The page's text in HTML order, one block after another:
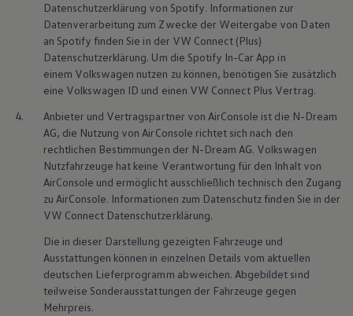
1
In-Car App
techn. bzw.
Software-
Voraussetzungen
AirConsole 4
Nur Fahrzeuge ab
Modelljahr 2025 und mit
VW Connect Plus
Spotify 5
Nur Fahrzeuge
ab Modelljahr 2025 und
Datenschutzerklärung von Spotify. Informationen zur
Datenverarbeitung zum Zwecke der Weitergabe von Daten
an Spotify finden Sie in der VW Connect (Plus)
Datenschutzerklärung. Um die Spotify In-Car App in
einem Volkswagen nutzen zu können, benötigen Sie zusätzlich
eine Volkswagen ID und einen VW Connect Plus Vertrag.
4.
Anbieter und Vertragspartner von AirConsole ist die N-Dream
AG, die Nutzung von AirConsole richtet sich nach den
rechtlichen Bestimmungen der N-Dream AG. Volkswagen
Nutzfahrzeuge hat keine Verantwortung für den Inhalt von
AirConsole und ermöglicht ausschließlich technisch den Zugang
zu AirConsole. Informationen zum Datenschutz finden Sie in der
VW Connect Datenschutzerklärung.
Die in dieser Darstellung gezeigten Fahrzeuge und
Ausstattungen können in einzelnen Details vom aktuellen
deutschen Lieferprogramm abweichen. Abgebildet sind
teilweise Sonderausstattungen der Fahrzeuge gegen
Mehrpreis.